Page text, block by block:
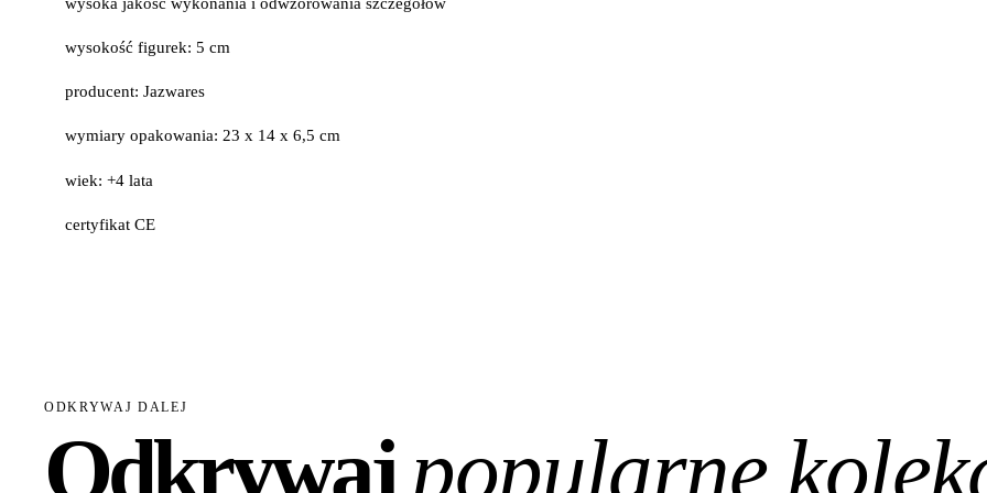
wysokość figurek: 5 cm
producent: Jazwares
wymiary opakowania: 23 x 14 x 6,5 cm
wiek: +4 lata
certyfikat CE
ODKRYWAJ DALEJ
Odkrywaj popularne